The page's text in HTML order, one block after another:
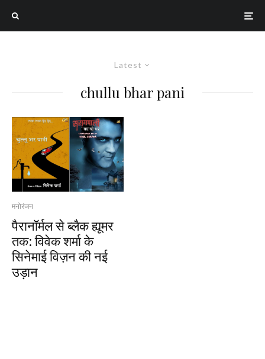
Latest
chullu bhar pani
मनोरंजन
पैरानॉर्मल से ब्लैक ह्यूमर
तक: विवेक शर्मा के
सिनेमाई विज़न की नई
उड़ान